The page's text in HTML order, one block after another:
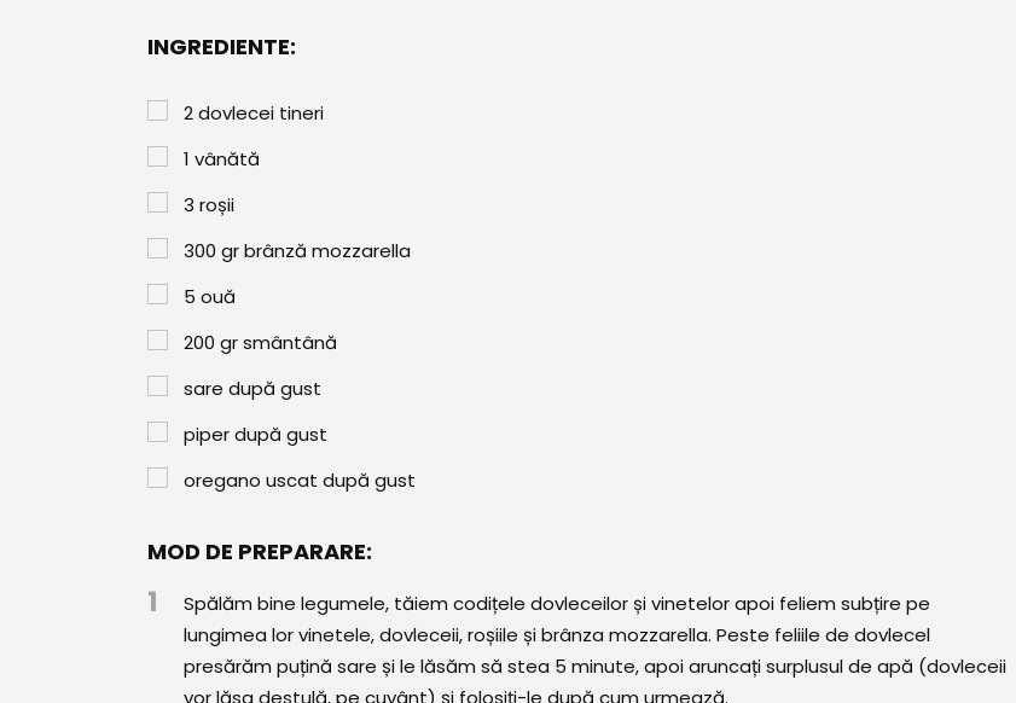
INGREDIENTE:
2dovlecei tineri
1 vânătă
3 roșii
300 grbrânză mozzarella
5 ouă
200 grsmântână
sare după gust
piper după gust
oregano uscat după gust
MOD DE PREPARARE:
1
Spălăm bine legumele, tăiem codițele dovleceilor și vinetelor apoi feliem subțire pe
lungimea lor vinetele, dovleceii, roșiile și brânza mozzarella. Peste feliile de dovlecel
presărăm puțină sare și le lăsăm să stea 5 minute, apoi aruncați surplusul de apă (dovleceii